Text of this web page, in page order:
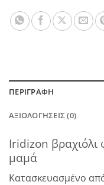
ΠΕΡΙΓΡΑΦΉ
ΑΞΙΟΛΟΓΉΣΕΙΣ (0)
Iridizon βραχιόλι
μαμά
Κατασκευασμένο